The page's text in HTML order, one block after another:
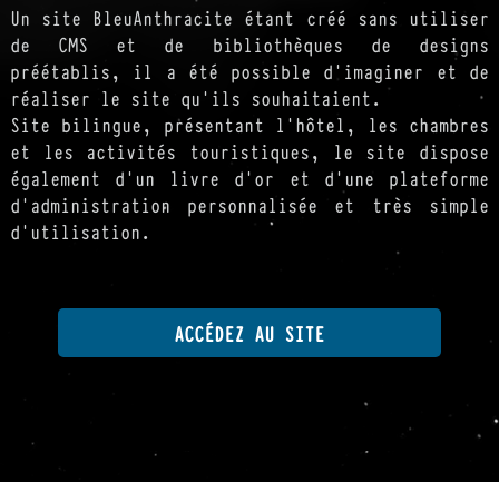
Un site BleuAnthracite étant créé sans utiliser
de CMS et de bibliothèques de designs
préétablis, il a été possible d'imaginer et de
réaliser le site qu'ils souhaitaient.
Site bilingue, présentant l'hôtel, les chambres
et les activités touristiques, le site dispose
également d'un livre d'or et d'une plateforme
d'administration personnalisée et très simple
d'utilisation.
ACCÉDEZ AU SITE